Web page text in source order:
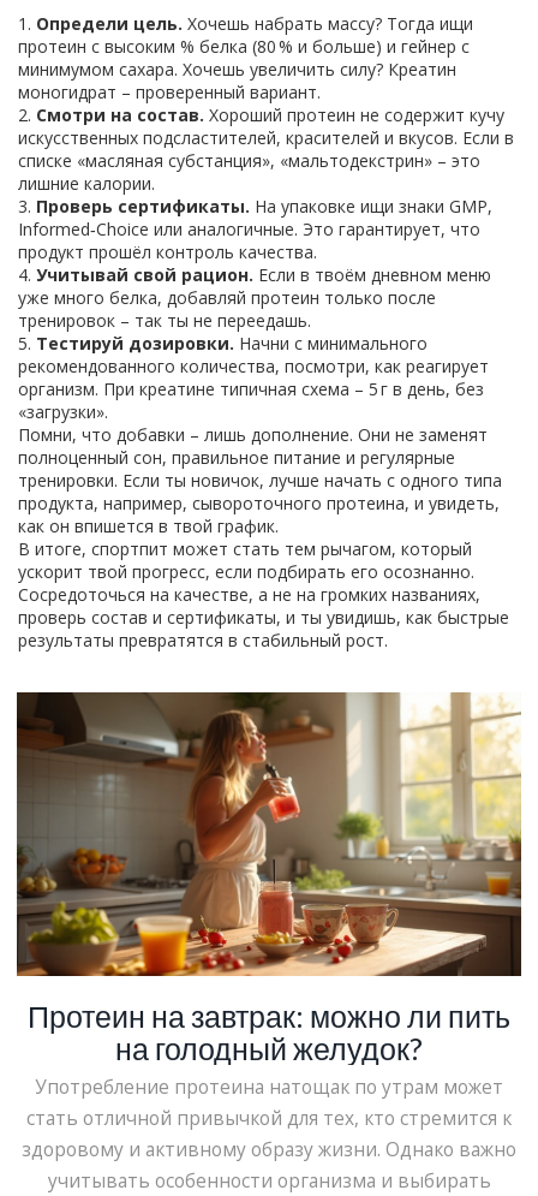
1. Определи цель. Хочешь набрать массу? Тогда ищи
протеин с высоким % белка (80 % и больше) и гейнер с
минимумом сахара. Хочешь увеличить силу? Креатин
моногидрат – проверенный вариант.
2. Смотри на состав. Хороший протеин не содержит кучу
искусственных подсластителей, красителей и вкусов. Если в
списке «масляная субстанция», «мальтодекстрин» – это
лишние калории.
3. Проверь сертификаты. На упаковке ищи знаки GMP,
Informed‑Choice или аналогичные. Это гарантирует, что
продукт прошёл контроль качества.
4. Учитывай свой рацион. Если в твоём дневном меню
уже много белка, добавляй протеин только после
тренировок – так ты не переедашь.
5. Тестируй дозировки. Начни с минимального
рекомендованного количества, посмотри, как реагирует
организм. При креатине типичная схема – 5 г в день, без
«загрузки».
Помни, что добавки – лишь дополнение. Они не заменят
полноценный сон, правильное питание и регулярные
тренировки. Если ты новичок, лучше начать с одного типа
продукта, например, сывороточного протеина, и увидеть,
как он впишется в твой график.
В итоге, спортпит может стать тем рычагом, который
ускорит твой прогресс, если подбирать его осознанно.
Сосредоточься на качестве, а не на громких названиях,
проверь состав и сертификаты, и ты увидишь, как быстрые
результаты превратятся в стабильный рост.
Протеин на завтрак: можно ли пить
на голодный желудок?
Употребление протеина натощак по утрам может
стать отличной привычкой для тех, кто стремится к
здоровому и активному образу жизни. Однако важно
учитывать особенности организма и выбирать